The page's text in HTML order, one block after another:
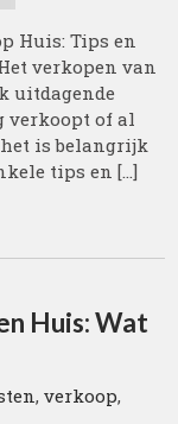
Huis: Tips en
verkopen van
uitdagende
verkoopt of al
is belangrijk
tips en […]
Huis: Wat
,verkoop,